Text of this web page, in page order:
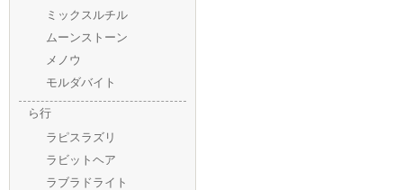
ミックスルチル
ムーンストーン
メノウ
モルダバイト
ら行
ラピスラズリ
ラビットヘア
ラブラドライト